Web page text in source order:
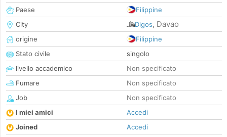
Paese
Filippine
City
Digos, Davao
origine
Filippine
Stato civile
singolo
livello accademico
Non specificato
Fumare
Non specificato
Job
Non specificato
I miei amici
Accedi
Joined
Accedi